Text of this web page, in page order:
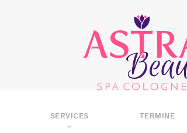
SERVICES TERMINE